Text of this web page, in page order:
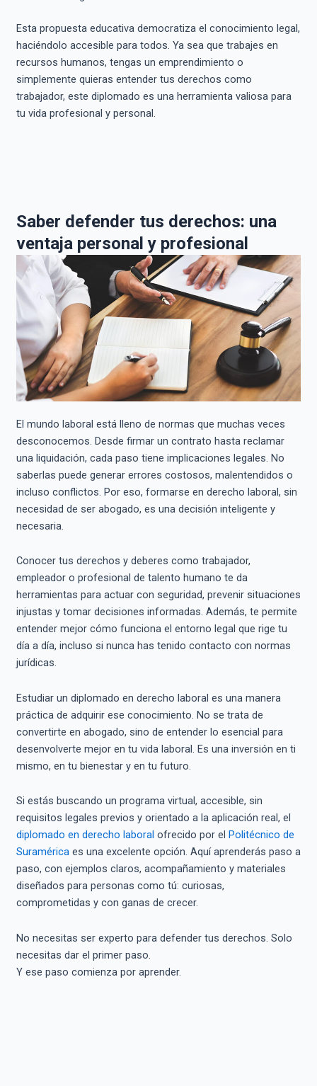
Esta propuesta educativa democratiza el conocimiento legal,
haciéndolo accesible para todos. Ya sea que trabajes en
recursos humanos, tengas un emprendimiento o
simplemente quieras entender tus derechos como
trabajador, este diplomado es una herramienta valiosa para
tu vida profesional y personal.
Saber defender tus derechos: una
ventaja personal y profesional
El mundo laboral está lleno de normas que muchas veces
desconocemos. Desde firmar un contrato hasta reclamar
una liquidación, cada paso tiene implicaciones legales. No
saberlas puede generar errores costosos, malentendidos o
incluso conflictos. Por eso, formarse en derecho laboral, sin
necesidad de ser abogado, es una decisión inteligente y
necesaria.
Conocer tus derechos y deberes como trabajador,
empleador o profesional de talento humano te da
herramientas para actuar con seguridad, prevenir situaciones
injustas y tomar decisiones informadas. Además, te permite
entender mejor cómo funciona el entorno legal que rige tu
día a día, incluso si nunca has tenido contacto con normas
jurídicas.
Estudiar un diplomado en derecho laboral es una manera
práctica de adquirir ese conocimiento. No se trata de
convertirte en abogado, sino de entender lo esencial para
desenvolverte mejor en tu vida laboral. Es una inversión en ti
mismo, en tu bienestar y en tu futuro.
Si estás buscando un programa virtual, accesible, sin
requisitos legales previos y orientado a la aplicación real, el
diplomado en derecho laboral ofrecido por el Politécnico de
Suraméricaes una excelente opción. Aquí aprenderás paso a
paso, con ejemplos claros, acompañamiento y materiales
diseñados para personas como tú: curiosas,
comprometidas y con ganas de crecer.
No necesitas ser experto para defender tus derechos. Solo
necesitas dar el primer paso.
Y ese paso comienza por aprender.